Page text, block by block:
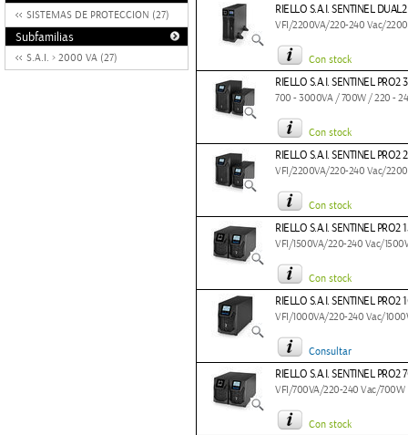
SISTEMAS DE PROTECCION (27)
Subfamilias
S.A.I. > 2000 VA (27)
RIELLO S.A.I. SENTINEL
VFI/2200VA/220-240 Vac/
Con stock
RIELLO S.A.I. SENTINEL PRO2
700 - 3000VA / 700W / 220 -
Con stock
RIELLO S.A.I. SENTINEL PRO2
VFI/2200VA/220-240 Vac/
Con stock
RIELLO S.A.I. SENTINEL PRO2
VFI/1500VA/220-240 Vac/
Con stock
RIELLO S.A.I. SENTINEL PRO2
VFI/1000VA/220-240 Vac/
Consultar
RIELLO S.A.I. SENTINEL PRO2
VFI/700VA/220-240 Vac/700W
Con stock